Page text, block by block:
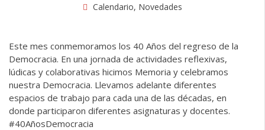
Calendario, Novedades
Este mes conmemoramos los 40 Años del regreso de la
Democracia. En una jornada de actividades reflexivas,
lúdicas y colaborativas hicimos Memoria y celebramos
nuestra Democracia. Llevamos adelante diferentes
espacios de trabajo para cada una de las décadas, en
donde participaron diferentes asignaturas y docentes.
#40AñosDemocracia